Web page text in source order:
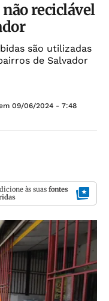
reciclável
são utilizadas
de Salvador
09/06/2024 - 7:48
às suas fontes